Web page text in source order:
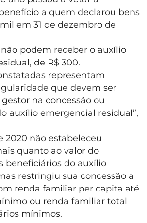
a quem declarou bens
em 31 de dezembro de
não podem receber o auxílio
de R$ 300.
representam
que devem ser
na concessão ou
auxílio emergencial residual”,
2020 não estabeleceu
quanto ao valor do
beneficiários do auxílio
restringiu sua concessão a
renda familiar per capita até
ou renda familiar total
mínimos.